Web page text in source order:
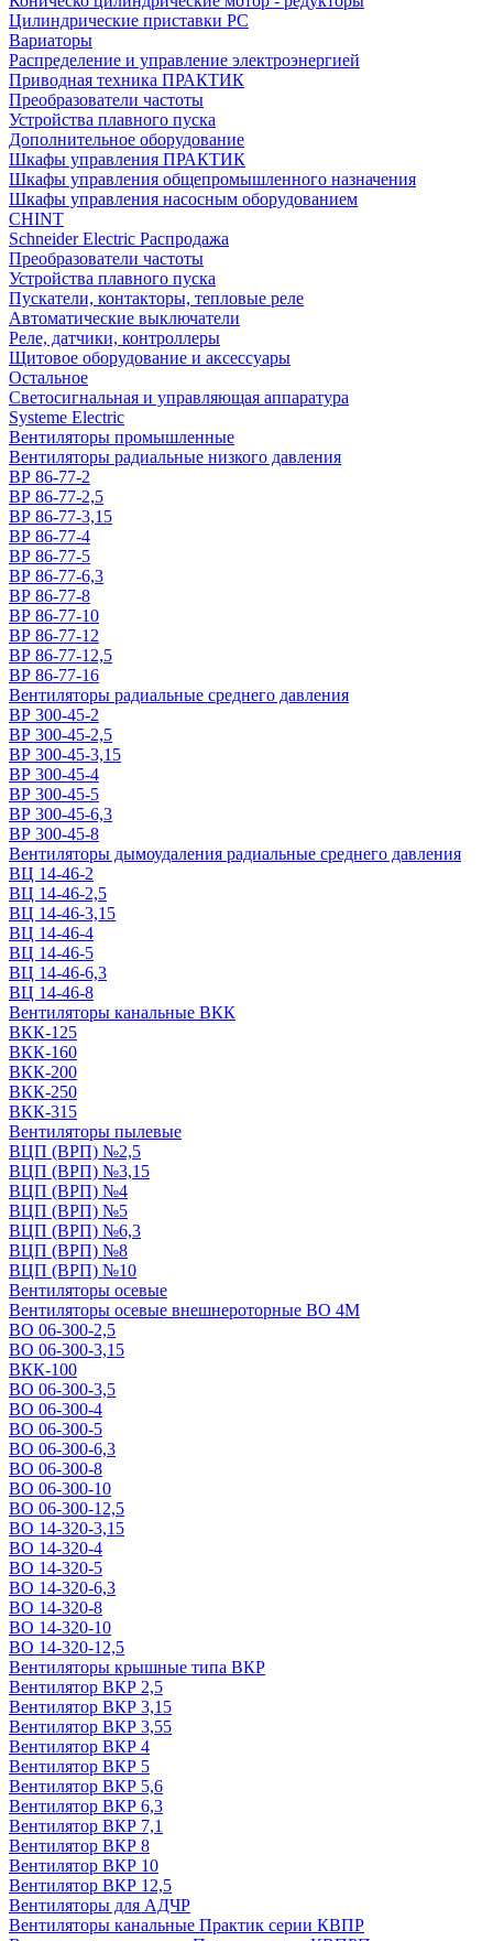
Цилиндрические приставки PC
Вариаторы
Распределение и управление электроэнергией
Приводная техника ПРАКТИК
Преобразователи частоты
Устройства плавного пуска
Дополнительное оборудование
Шкафы управления ПРАКТИК
Шкафы управления общепромышленного назначения
Шкафы управления насосным оборудованием
CHINT
Schneider Electric Распродажа
Преобразователи частоты
Устройства плавного пуска
Пускатели, контакторы, тепловые реле
Автоматические выключатели
Реле, датчики, контроллеры
Щитовое оборудование и аксессуары
Остальное
Светосигнальная и управляющая аппаратура
Systeme Electric
Вентиляторы промышленные
Вентиляторы радиальные низкого давления
ВР 86-77-2
ВР 86-77-2,5
ВР 86-77-3,15
ВР 86-77-4
ВР 86-77-5
ВР 86-77-6,3
ВР 86-77-8
ВР 86-77-10
ВР 86-77-12
ВР 86-77-12,5
ВР 86-77-16
Вентиляторы радиальные среднего давления
ВР 300-45-2
ВР 300-45-2,5
ВР 300-45-3,15
ВР 300-45-4
ВР 300-45-5
ВР 300-45-6,3
ВР 300-45-8
Вентиляторы дымоудаления радиальные среднего давления
ВЦ 14-46-2
ВЦ 14-46-2,5
ВЦ 14-46-3,15
ВЦ 14-46-4
ВЦ 14-46-5
ВЦ 14-46-6,3
ВЦ 14-46-8
Вентиляторы канальные ВКК
ВКК-125
ВКК-160
ВКК-200
ВКК-250
ВКК-315
Вентиляторы пылевые
ВЦП (ВРП) №2,5
ВЦП (ВРП) №3,15
ВЦП (ВРП) №4
ВЦП (ВРП) №5
ВЦП (ВРП) №6,3
ВЦП (ВРП) №8
ВЦП (ВРП) №10
Вентиляторы осевые
Вентиляторы осевые внешнероторные ВО 4М
ВО 06-300-2,5
ВО 06-300-3,15
ВКК-100
ВО 06-300-3,5
ВО 06-300-4
ВО 06-300-5
ВО 06-300-6,3
ВО 06-300-8
ВО 06-300-10
ВО 06-300-12,5
ВО 14-320-3,15
ВО 14-320-4
ВО 14-320-5
ВО 14-320-6,3
ВО 14-320-8
ВО 14-320-10
ВО 14-320-12,5
Вентиляторы крышные типа ВКР
Вентилятор ВКР 2,5
Вентилятор ВКР 3,15
Вентилятор ВКР 3,55
Вентилятор ВКР 4
Вентилятор ВКР 5
Вентилятор ВКР 5,6
Вентилятор ВКР 6,3
Вентилятор ВКР 7,1
Вентилятор ВКР 8
Вентилятор ВКР 10
Вентилятор ВКР 12,5
Вентиляторы для АДЧР
Вентиляторы канальные Практик серии КВПР